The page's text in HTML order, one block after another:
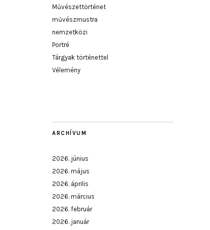
Művészettörténet
művészmustra
nemzetközi
Portré
Tárgyak történettel
Vélemény
ARCHÍVUM
2026. június
2026. május
2026. április
2026. március
2026. február
2026. január